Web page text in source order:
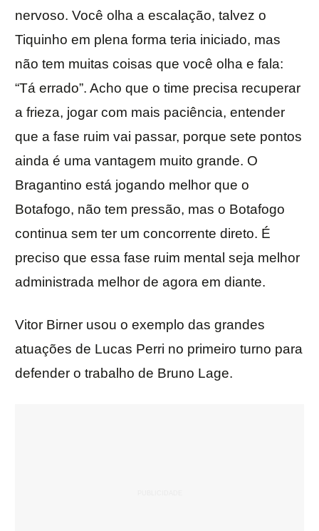
nervoso. Você olha a escalação, talvez o
Tiquinho em plena forma teria iniciado, mas
não tem muitas coisas que você olha e fala:
“Tá errado”. Acho que o time precisa recuperar
a frieza, jogar com mais paciência, entender
que a fase ruim vai passar, porque sete pontos
ainda é uma vantagem muito grande. O
Bragantino está jogando melhor que o
Botafogo, não tem pressão, mas o Botafogo
continua sem ter um concorrente direto. É
preciso que essa fase ruim mental seja melhor
administrada melhor de agora em diante.
Vitor Birner usou o exemplo das grandes
atuações de Lucas Perri no primeiro turno para
defender o trabalho de Bruno Lage.